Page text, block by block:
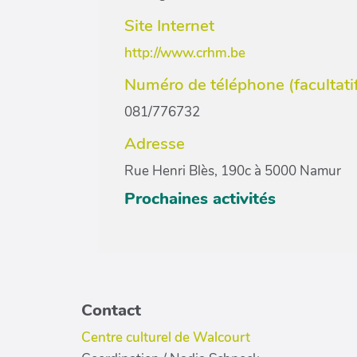
Site Internet
http://www.crhm.be
Numéro de téléphone
081/776732
Adresse
Rue Henri Blès, 190c à 5000 Namur
Prochaines activités
Contact
Centre culturel de Walcourt